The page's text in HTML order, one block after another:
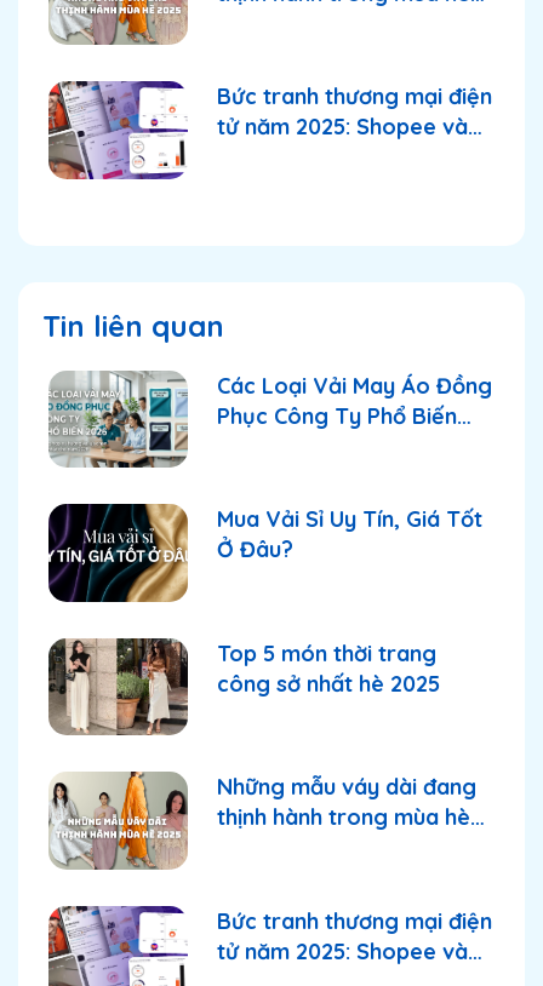
Bức tranh thương mại điện
tử năm 2025: Shopee và
Tin liên quan
Các Loại Vải May Áo Đồng
Phục Công Ty Phổ Biến
Mua Vải Sỉ Uy Tín, Giá Tốt
Ở Đâu?
Top 5 món thời trang
công sở nhất hè 2025
Những mẫu váy dài đang
thịnh hành trong mùa hè
Bức tranh thương mại điện
tử năm 2025: Shopee và